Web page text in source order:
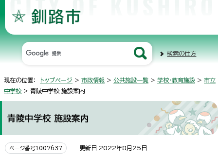
検索の仕方
現在の位置： トップページ > 市政情報 > 公共施設一覧 > 学校・教育施設 > 市立
中学校> 青陵中学校 施設案内
青陵中学校 施設案内
ページ番号1007637 更新日 2022年8月25日